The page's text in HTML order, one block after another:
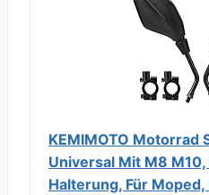
KEMIMOTO Motorrad
Universal Mit M8
Halterung, Für